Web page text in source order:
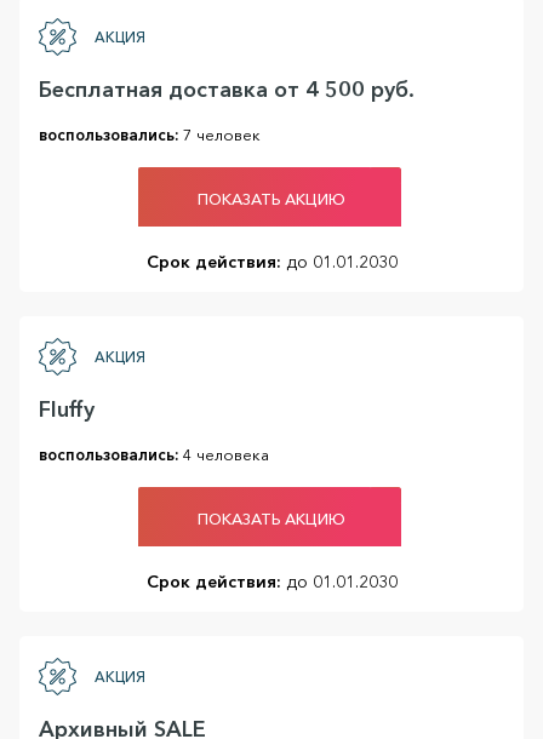
АКЦИЯ
Бесплатная доставка от 4 500 руб.
воспользовались: 7 человек
ПОКАЗАТЬ АКЦИЮ
Срок действия: до 01.01.2030
АКЦИЯ
Fluffy
воспользовались: 4 человека
ПОКАЗАТЬ АКЦИЮ
Срок действия: до 01.01.2030
АКЦИЯ
Архивный SALE